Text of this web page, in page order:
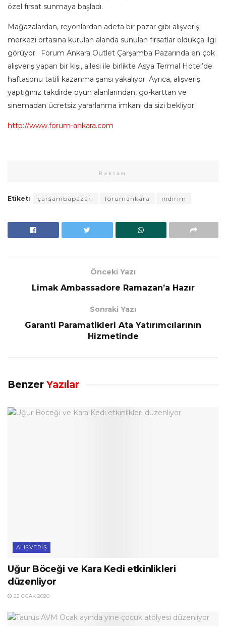
özel fırsat sunmaya başladı.
Mağazalardan, reyonlardan adeta bir pazar gibi alışveriş
merkezi ortasına kurulan alanda sunulan fırsatlar oldukça ilgi
görüyor. Forum Ankara Outlet Çarşamba Pazarında en çok
alışveriş yapan bir kişi, ailesi ile birlikte Asya Termal Hotel’de
haftasonu tatili kazanma şansı yakalıyor. Ayrıca, alışveriş
yaptığınız takdirde oyun alanlarından, go-karttan ve
sinemadan ücretsiz yararlanma imkanı da sizi bekliyor.
http://www.forum-ankara.com
Reklam
Etiket: çarşambapazarı forumankara indirim
Önceki Yazı
Limak Ambassadore Ramazan’a Hazır
Sonraki Yazı
Garanti Paramatikleri Ata Yatırımcılarının
Hizmetinde
Benzer Yazılar
ALIŞVERIŞ
Uğur Böceği ve Kara Kedi etkinlikleri
düzenliyor
22 OCAK 2020